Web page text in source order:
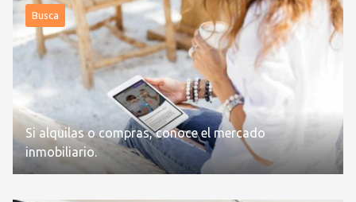
Busca
Si alquilas o compras, conoce el mercado
inmobiliario.